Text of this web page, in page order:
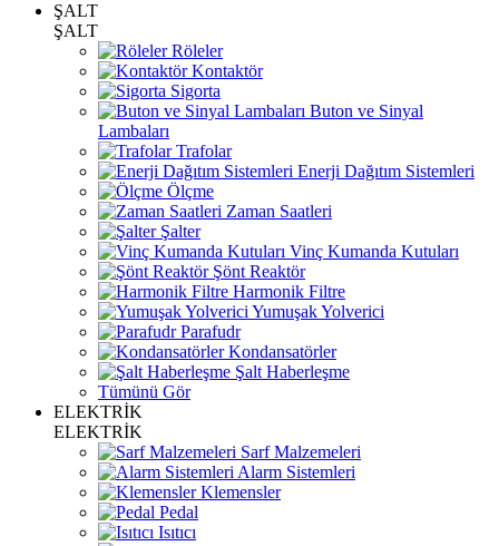
ŞALT
ŞALT
Röleler
Kontaktör
Sigorta
Buton ve Sinyal
Lambaları
Trafolar
Enerji Dağıtım Sistemleri
Ölçme
Zaman Saatleri
Şalter
Vinç Kumanda Kutuları
Şönt Reaktör
Harmonik Filtre
Yumuşak Yolverici
Parafudr
Kondansatörler
Şalt Haberleşme
Tümünü Gör
ELEKTRİK
ELEKTRİK
Sarf Malzemeleri
Alarm Sistemleri
Klemensler
Pedal
Isıtıcı